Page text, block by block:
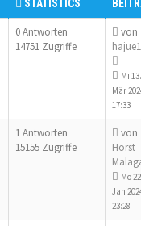
STATISTICS
0 Antworten
14751 Zugriffe
von
Mi 13.
Mär
17:33
1 Antworten
15155 Zugriffe
von
Horst
Mo
Jan
23:28